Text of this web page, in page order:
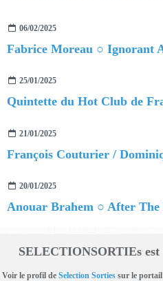
06/02/2025
Fabrice Moreau ○ Ignorant
25/01/2025
Quintette du Hot Club de
21/01/2025
20/01/2025
Anouar Brahem ○ After The
SELECTIONSORTIEs est
Voir le profil de Selection Sortiessur le portail